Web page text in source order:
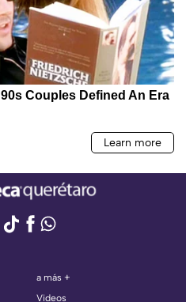
a más +
Videos